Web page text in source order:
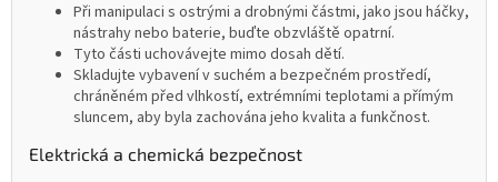
Při manipulaci s ostrými a drobnými částmi, jako jsou háčky,
nástrahy nebo baterie, buďte obzvláště opatrní.
Tyto části uchovávejte mimo dosah dětí.
Skladujte vybavení v suchém a bezpečném prostředí,
chráněném před vlhkostí, extrémními teplotami a přímým
sluncem, aby byla zachována jeho kvalita a funkčnost.
Elektrická a chemická bezpečnost